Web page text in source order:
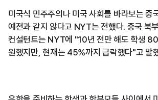
미국식 민주주의나 미국 사회를 바라보는 중
예전과 같지 않다고 NYT는 전했다. 중국 북
컨설턴트는 NYT에 "10년 전만 해도 학생
원했지만, 현재는 45%까지 급락했다"고 말